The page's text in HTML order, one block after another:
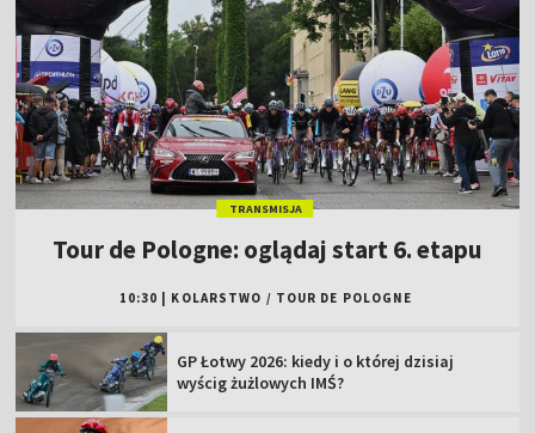
TRANSMISJA
Tour de Pologne: oglądaj start 6. etapu
10:30 KOLARSTWO / TOUR DE POLOGNE
GP Łotwy 2026: kiedy i o której dzisiaj
wyścig żużlowych IMŚ?